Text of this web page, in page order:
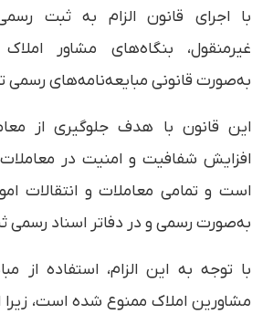
با اجرای قانون الزام به ثبت
غیرمنقول، بنگاه‌های مشاور املاک
به‌صورت قانونی مبایعه‌نامه‌های رسمی
این قانون با هدف جلوگیری از
افزایش شفافیت و امنیت در
است و تمامی معاملات و انتقالات
به‌صورت رسمی و در دفاتر اسناد رسمی
با توجه به این الزام، استفاده از
مشاورین املاک ممنوع شده است،